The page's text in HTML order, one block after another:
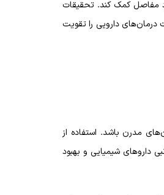
مفاصل کمک کند. تحقیقات
درمان‌های دارویی را تقویت
مدرن باشد. استفاده از
داروهای شیمیایی و بهبود